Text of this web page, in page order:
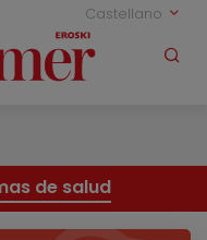
Castellano
de salud